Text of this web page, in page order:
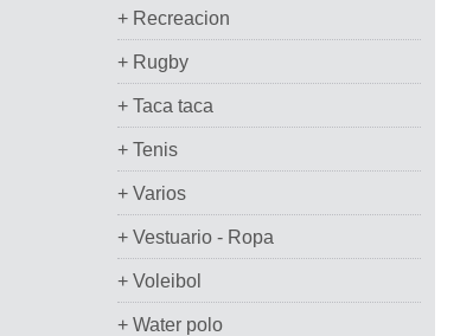
+ Recreacion
+ Rugby
+ Taca taca
+ Tenis
+ Varios
+ Vestuario - Ropa
+ Voleibol
+ Water polo